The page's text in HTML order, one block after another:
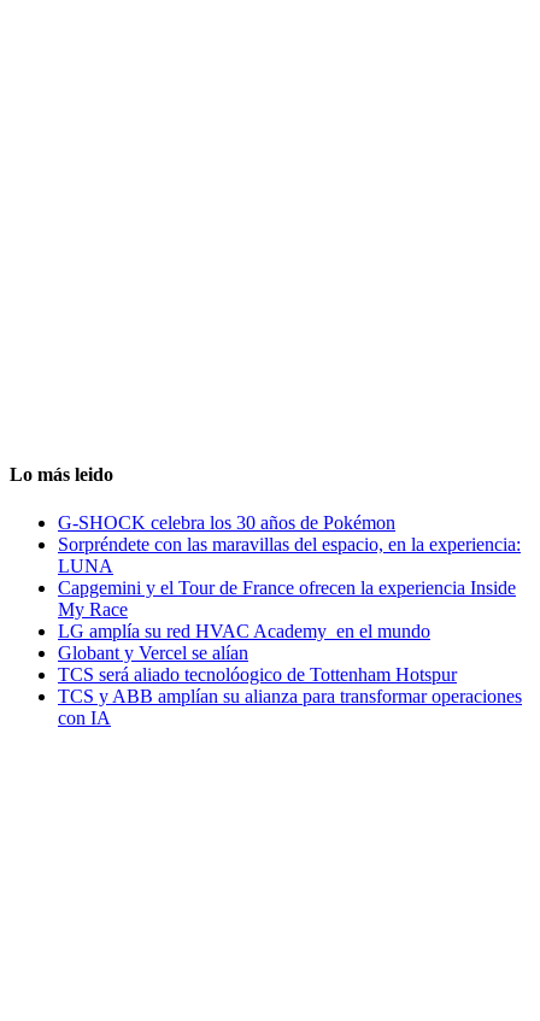
Lo más leido
G-SHOCK celebra los 30 años de Pokémon
Sorpréndete con las maravillas del espacio, en la experiencia:
LUNA
Capgemini y el Tour de France ofrecen la experiencia Inside
My Race
LG amplía su red HVAC Academy en el mundo
Globant y Vercel se alían
TCS será aliado tecnolóogico de Tottenham Hotspur
TCS y ABB amplían su alianza para transformar operaciones
con IA